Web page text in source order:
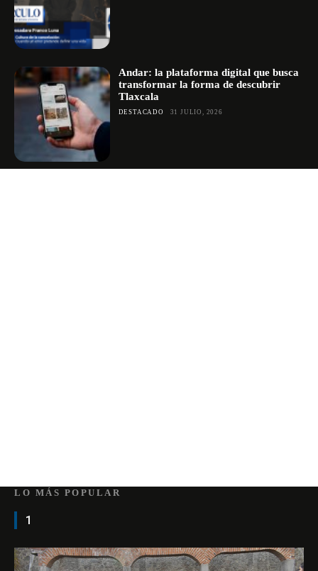
Andar: la plataforma digital que busca
transformar la forma de descubrir
Tlaxcala
DESTACADO 31 JULIO, 2026
LO MÁS POPULAR
1